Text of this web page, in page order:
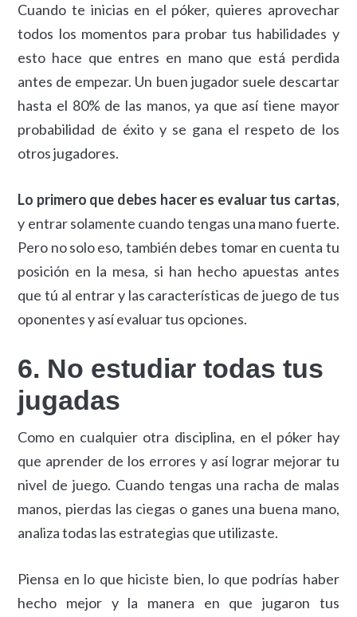
Cuando te inicias en el póker, quieres aprovechar
todos los momentos para probar tus habilidades y
esto hace que entres en mano que está perdida
antes de empezar. Un buen jugador suele descartar
hasta el 80% de las manos, ya que así tiene mayor
probabilidad de éxito y se gana el respeto de los
otros jugadores.
Lo primero que debes hacer es evaluar tus cartas,
y entrar solamente cuando tengas una mano fuerte.
Pero no solo eso, también debes tomar en cuenta tu
posición en la mesa, si han hecho apuestas antes
que tú al entrar y las características de juego de tus
oponentes y así evaluar tus opciones.
6. No estudiar todas tus
jugadas
Como en cualquier otra disciplina, en el póker hay
que aprender de los errores y así lograr mejorar tu
nivel de juego. Cuando tengas una racha de malas
manos, pierdas las ciegas o ganes una buena mano,
analiza todas las estrategias que utilizaste.
Piensa en lo que hiciste bien, lo que podrías haber
hecho mejor y la manera en que jugaron tus